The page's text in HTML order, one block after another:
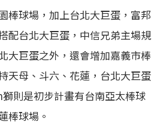
棒球場，加上台北大巨蛋，富邦
配台北大巨蛋，中信兄弟主場規
大巨蛋之外，還會增加嘉義市棒
天母、斗六、花蓮，台北大巨蛋
則是初步計畫有台南亞太棒球
棒球場。